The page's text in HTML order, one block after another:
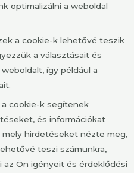
optimalizálni a weboldal
a cookie-k lehetővé teszik
a választásait és
így például a
a cookie-k segítenek
és információkat
hirdetéseket nézte meg,
teszi számunkra,
az Ön igényeit és érdeklődési